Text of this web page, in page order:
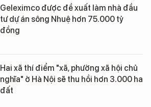
Geleximco được đề xuất làm nhà đầu
tư dự án sông Nhuệ hơn 75.000 tỷ
đồng
Hai xã thí điểm "xã, phường xã hội chủ
nghĩa" ở Hà Nội sẽ thu hồi hơn 3.000 ha
đất